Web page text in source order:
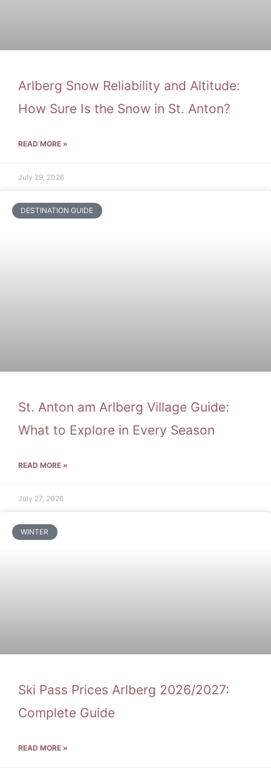
Arlberg Snow Reliability and Altitude:
How Sure Is the Snow in St. Anton?
READ MORE »
July 29, 2026
DESTINATION GUIDE
St. Anton am Arlberg Village Guide:
What to Explore in Every Season
READ MORE »
July 27, 2026
WINTER
Ski Pass Prices Arlberg 2026/2027:
Complete Guide
READ MORE »